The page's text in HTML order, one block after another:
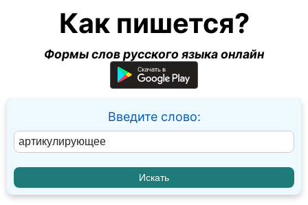
Как пишется?
Формы слов русского языка онлайн
Введите слово: